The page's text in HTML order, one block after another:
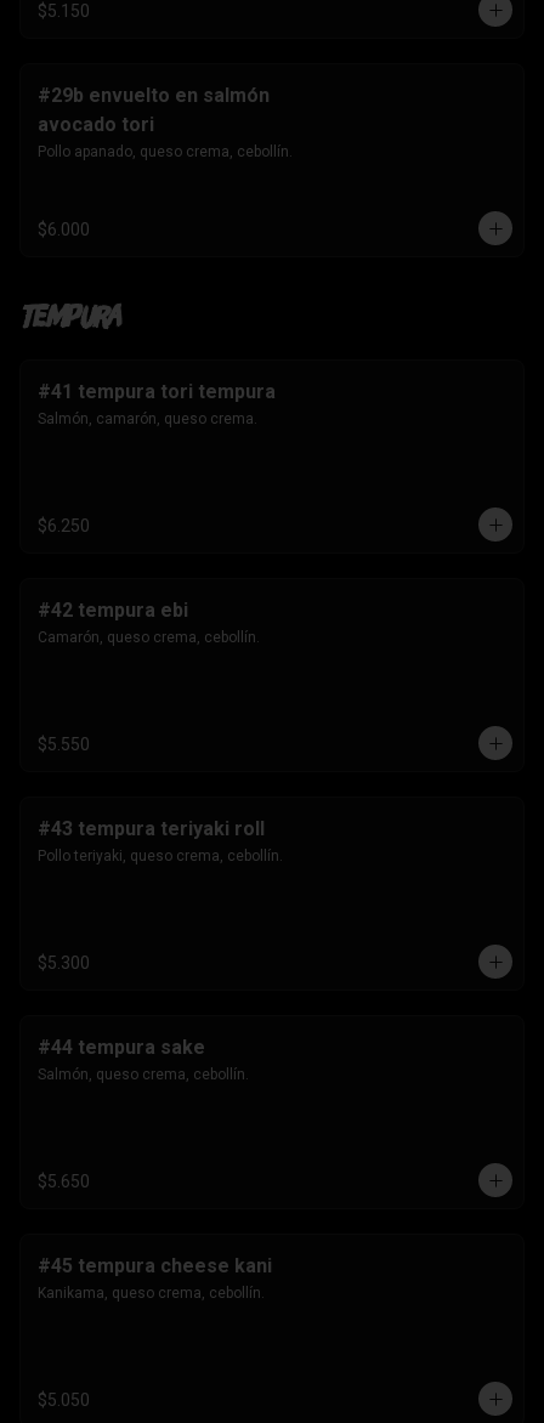
$5.150
#29b envuelto en salmón
avocado tori
Pollo apanado, queso crema, cebollín.
$6.000
Tempura
#41 tempura tori tempura
Salmón, camarón, queso crema.
$6.250
#42 tempura ebi
Camarón, queso crema, cebollín.
$5.550
#43 tempura teriyaki roll
Pollo teriyaki, queso crema, cebollín.
$5.300
#44 tempura sake
Salmón, queso crema, cebollín.
$5.650
#45 tempura cheese kani
Kanikama, queso crema, cebollín.
$5.050